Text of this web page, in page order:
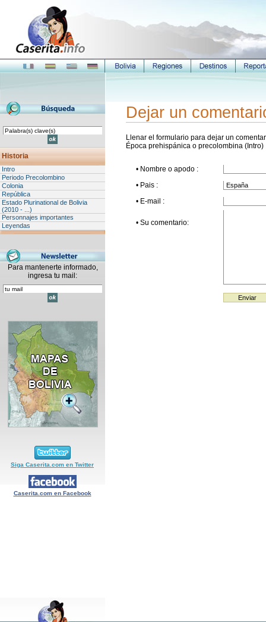
Historia
Intro
Periodo Precolombino
Colonia
República
Estado Plurinational de Bolivia
(2010 - ...)
Personnajes importantes
Leyendas
Para mantenerte informado,
ingresa tu mail:
Siga Caserita.com en Twitter
Caserita.com en Facebook
Dejar un
Llenar el formulario para dejar un
Época prehispánica o precolombina (Intro)
• Nombre o apodo :
• Pais :
• E-mail :
• Su comentario: